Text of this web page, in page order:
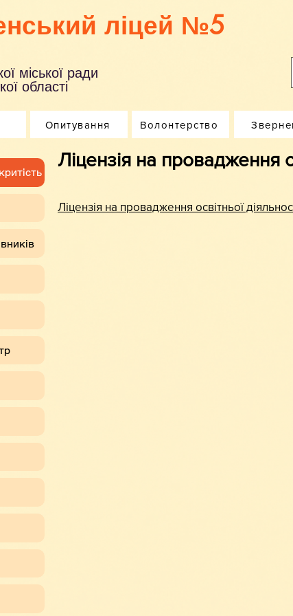
ліцей №5
міської ради
області
Опитування Волонтерство
Ліцензія на провадження
Ліцензія на провадження освітньої